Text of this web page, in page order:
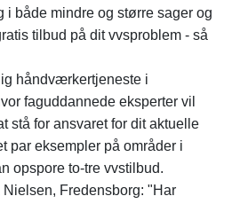
både mindre og større sager og
tilbud på dit vvsproblem - så
håndværkertjeneste i
faguddannede eksperter vil
stå for ansvaret for dit aktuelle
par eksempler på områder i
opspore to-tre vvstilbud.
Fredensborg: "Har